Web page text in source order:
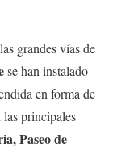
grandes vías de
se han instalado
en forma de
principales
Paseo de